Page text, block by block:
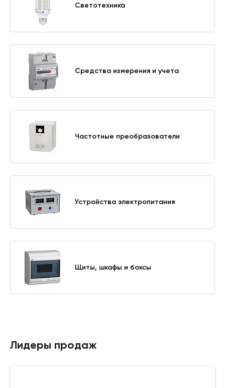
Светотехника
Средства измерения и учета
Частотные преобразователи
Устройства электропитания
Щиты, шкафы и боксы
Лидеры продаж